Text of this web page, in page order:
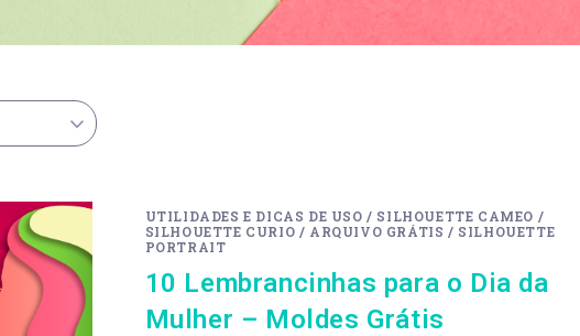
UTILIDADES E DICAS DE USO / SILHOUETTE CAMEO /
SILHOUETTE CURIO / ARQUIVO GRÁTIS / SILHOUETTE
PORTRAIT
10 Lembrancinhas para o Dia da
Mulher – Moldes Grátis